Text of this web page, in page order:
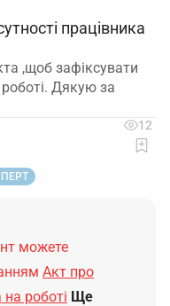
працівника
,щоб зафіксувати
роботі. Дякую за
12
можете
Акт про
на роботі Ще